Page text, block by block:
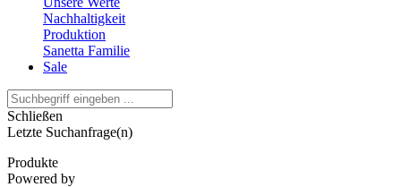
Nachhaltigkeit
Produktion
Sanetta Familie
Sale
Schließen
Letzte Suchanfrage(n)
Produkte
Powered by